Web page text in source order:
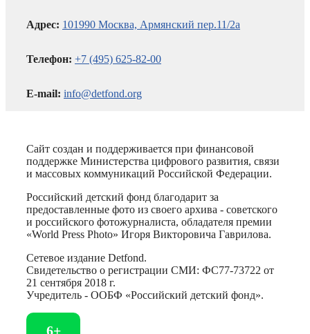
Адрес: 101990 Москва, Армянский пер.11/2а
Телефон: +7 (495) 625-82-00
E-mail: info@detfond.org
Сайт создан и поддерживается при финансовой
поддержке Министерства цифрового развития, связи
и массовых коммуникаций Российской Федерации.
Российский детский фонд благодарит за
предоставленные фото из своего архива - советского
и российского фотожурналиста, обладателя премии
«World Press Photo» Игоря Викторовича Гаврилова.
Сетевое издание Detfond.
Свидетельство о регистрации СМИ: ФС77-73722 от
21 сентября 2018 г.
Учредитель - ООБФ «Российский детский фонд».
6+